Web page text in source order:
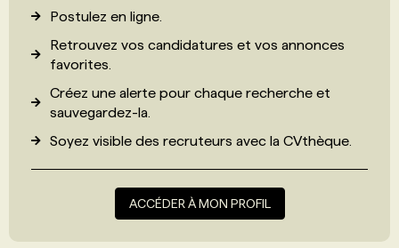
Postulez en ligne.
Retrouvez vos candidatures et vos annonces
favorites.
Créez une alerte pour chaque recherche et
sauvegardez-la.
Soyez visible des recruteurs avec la CVthèque
ACCÉDER À MON PROFIL